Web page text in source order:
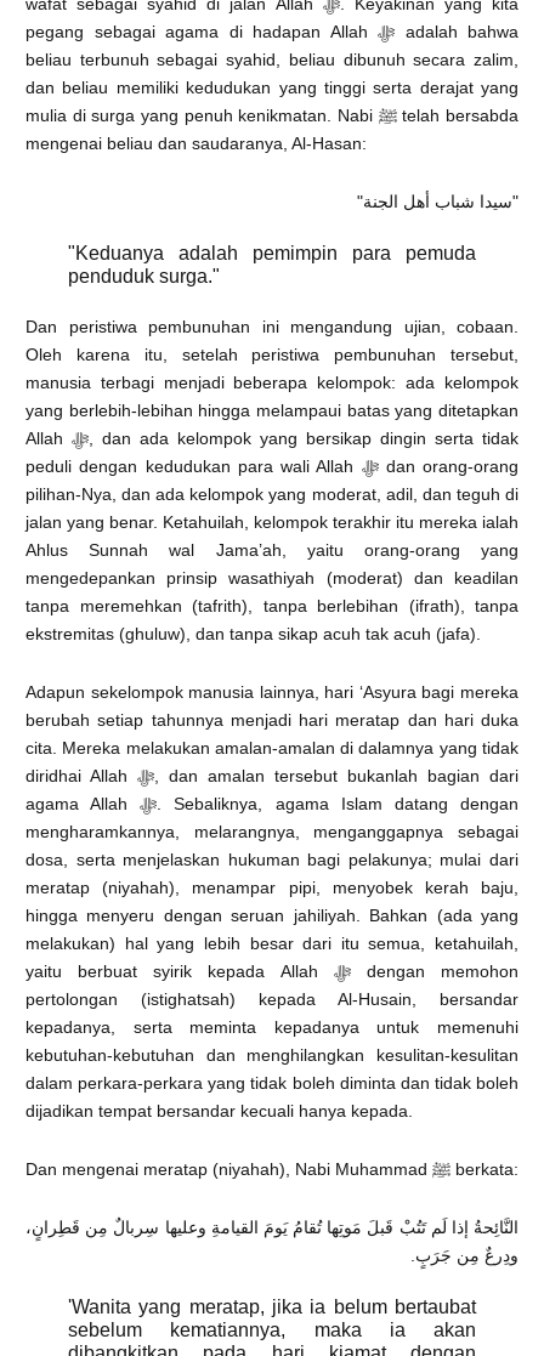
wafat sebagai syahid di jalan Allah ﷻ. Keyakinan yang kita
pegang sebagai agama di hadapan Allah ﷻ adalah bahwa
beliau terbunuh sebagai syahid, beliau dibunuh secara zalim,
dan beliau memiliki kedudukan yang tinggi serta derajat yang
mulia di surga yang penuh kenikmatan. Nabi ﷺ telah bersabda
mengenai beliau dan saudaranya, Al-Hasan:
"سيدا شباب أهل الجنة"
"Keduanya adalah pemimpin para pemuda
penduduk surga."
Dan peristiwa pembunuhan ini mengandung ujian, cobaan.
Oleh karena itu, setelah peristiwa pembunuhan tersebut,
manusia terbagi menjadi beberapa kelompok: ada kelompok
yang berlebih-lebihan hingga melampaui batas yang ditetapkan
Allah ﷻ, dan ada kelompok yang bersikap dingin serta tidak
peduli dengan kedudukan para wali Allah ﷻ dan orang-orang
pilihan-Nya, dan ada kelompok yang moderat, adil, dan teguh di
jalan yang benar. Ketahuilah, kelompok terakhir itu mereka ialah
Ahlus Sunnah wal Jama’ah, yaitu orang-orang yang
mengedepankan prinsip wasathiyah (moderat) dan keadilan
tanpa meremehkan (tafrith), tanpa berlebihan (ifrath), tanpa
ekstremitas (ghuluw), dan tanpa sikap acuh tak acuh (jafa).
Adapun sekelompok manusia lainnya, hari ‘Asyura bagi mereka
berubah setiap tahunnya menjadi hari meratap dan hari duka
cita. Mereka melakukan amalan-amalan di dalamnya yang tidak
diridhai Allah ﷻ, dan amalan tersebut bukanlah bagian dari
agama Allah ﷻ. Sebaliknya, agama Islam datang dengan
mengharamkannya, melarangnya, menganggapnya sebagai
dosa, serta menjelaskan hukuman bagi pelakunya; mulai dari
meratap (niyahah), menampar pipi, menyobek kerah baju,
hingga menyeru dengan seruan jahiliyah. Bahkan (ada yang
melakukan) hal yang lebih besar dari itu semua, ketahuilah,
yaitu berbuat syirik kepada Allah ﷻ dengan memohon
pertolongan (istighatsah) kepada Al-Husain, bersandar
kepadanya, serta meminta kepadanya untuk memenuhi
kebutuhan-kebutuhan dan menghilangkan kesulitan-kesulitan
dalam perkara-perkara yang tidak boleh diminta dan tidak boleh
dijadikan tempat bersandar kecuali hanya kepada.
Dan mengenai meratap (niyahah), Nabi Muhammad ﷺ berkata:
النَّائِحةُ إذا لَم تَتُبْ قَبلَ مَوتِها تُقامُ يَومَ القيامةِ وعليها سِربالٌ مِن قَطِرانٍ،
ودِرعٌ مِن جَرَبٍ.
'Wanita yang meratap, jika ia belum bertaubat
sebelum kematiannya, maka ia akan